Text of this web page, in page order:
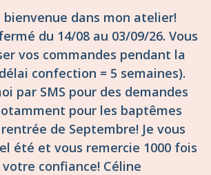
dans mon atelier!
du 14/08 au 03/09/26. Vous
vos commandes pendant la
confection = 5 semaines).
par SMS pour des demandes
pour les baptêmes
de Septembre! Je vous
été et vous remercie 1000 fois
confiance! Céline